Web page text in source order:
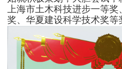
上海市土木科技进步一等
奖、华夏建设科学技术奖等